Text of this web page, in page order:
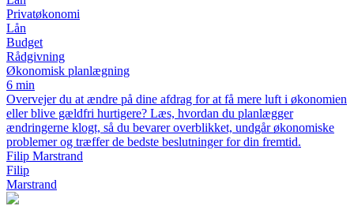
Privatøkonomi
Lån
Budget
Rådgivning
Økonomisk planlægning
6 min
Overvejer du at ændre på dine afdrag for at få mere luft i økonomien
eller blive gældfri hurtigere? Læs, hvordan du planlægger
ændringerne klogt, så du bevarer overblikket, undgår økonomiske
problemer og træffer de bedste beslutninger for din fremtid.
Filip Marstrand
Filip
Marstrand